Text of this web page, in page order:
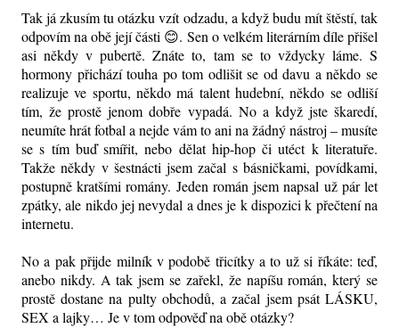
Tak já zkusím tu otázku vzít odzadu, a když budu mít štěstí, tak
odpovím na obě její části 😊. Sen o velkém literárním díle přišel
asi někdy v pubertě. Znáte to, tam se to vždycky láme. S
hormony přichází touha po tom odlišit se od davu a někdo se
realizuje ve sportu, někdo má talent hudební, někdo se odliší
tím, že prostě jenom dobře vypadá. No a když jste škaredí,
neumíte hrát fotbal a nejde vám to ani na žádný nástroj – musíte
se s tím buď smířit, nebo dělat hip-hop či utéct k literatuře.
Takže někdy v šestnácti jsem začal s básničkami, povídkami,
postupně kratšími romány. Jeden román jsem napsal už pár let
zpátky, ale nikdo jej nevydal a dnes je k dispozici k přečtení na
internetu.
No a pak přijde milník v podobě třicítky a to už si říkáte: teď,
anebo nikdy. A tak jsem se zařekl, že napíšu román, který se
prostě dostane na pulty obchodů, a začal jsem psát LÁSKU,
SEX a lajky… Je v tom odpověď na obě otázky?